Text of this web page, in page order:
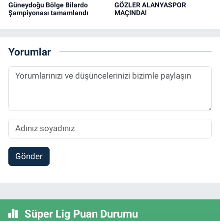
Güneydoğu Bölge Bilardo
Şampiyonası tamamlandı
GÖZLER ALANYASPOR
MAÇINDA!
Yorumlar
Gönder
Süper Lig Puan Durumu